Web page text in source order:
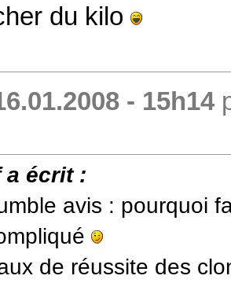
du kilo
- 15h14
a écrit :
avis : pourquoi
de réussite des